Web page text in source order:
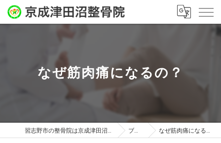
なぜ筋肉痛になるの？
習志野市の整骨院は京成津田沼整骨院 ブログ なぜ筋肉痛になるの？